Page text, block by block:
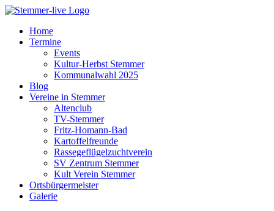
Home
Termine
Events
Kultur-Herbst Stemmer
Kommunalwahl 2025
Blog
Vereine in Stemmer
Altenclub
TV-Stemmer
Fritz-Homann-Bad
Kartoffelfreunde
Rassegeflügelzuchtverein
SV Zentrum Stemmer
Kult Verein Stemmer
Ortsbürgermeister
Galerie